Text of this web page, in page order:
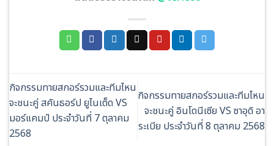
กิจกรรมทายสกอร์รวมและทีมไหน
จะชนะคู่ สคันธอร์ป ยูไนเต็ด VS
มอร์แคมป์ ประจำวันที่ 7 ตุลาคม
2568
กิจกรรมทายสกอร์รวมและทีมไหน
จะชนะคู่ อินโดนีเซีย VS ซาอุดิ อา
ระเบีย ประจำวันที่ 8 ตุลาคม 2568